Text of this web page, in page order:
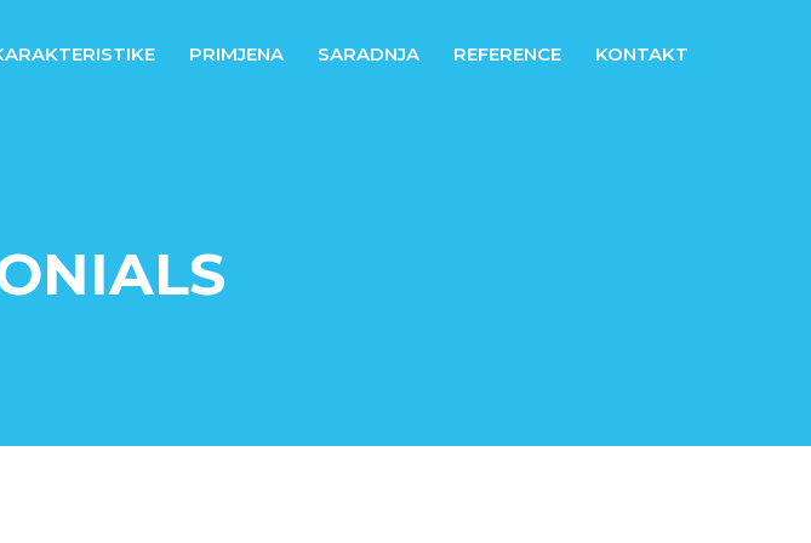
PRIMJENA SARADNJA REFERENCE KONTAKT